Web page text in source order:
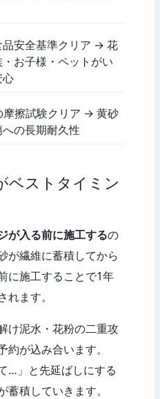
品安全基準クリア → 花
お子様・ペットがい
心
摩擦試験クリア → 黄砂
の長期耐久性
ベストタイミン
が入る前に施工するの
が繊維に蓄積してから
に施工することで1年
ます。
け泥水・花粉の二重攻
が込み合います。
…」と先延ばしにする
積していきます。